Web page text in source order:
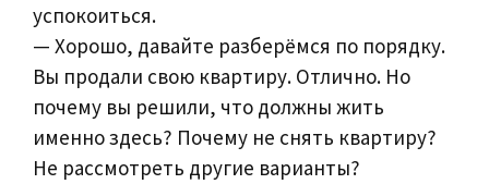
успокоиться.
— Хорошо, давайте разберёмся по порядку.
Вы продали свою квартиру. Отлично. Но
почему вы решили, что должны жить
именно здесь? Почему не снять квартиру?
Не рассмотреть другие варианты?